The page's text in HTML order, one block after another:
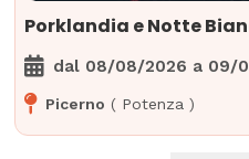
Porklandia e Notte
dal 08/08/2026 a 09/
Picerno ( Potenza )